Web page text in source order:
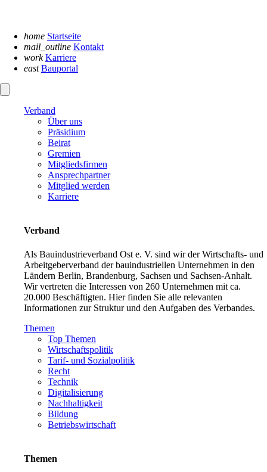
home Startseite
mail_outline Kontakt
work Karriere
east Bauportal
Verband
Über uns
Präsidium
Beirat
Gremien
Mitgliedsfirmen
Ansprechpartner
Mitglied werden
Karriere
Verband
Als Bauindustrieverband Ost e. V. sind wir der Wirtschafts- und
Arbeitgeberverband der bauindustriellen Unternehmen in den
Ländern Berlin, Brandenburg, Sachsen und Sachsen-Anhalt.
Wir vertreten die Interessen von 260 Unternehmen mit ca.
20.000 Beschäftigten. Hier finden Sie alle relevanten
Informationen zur Struktur und den Aufgaben des Verbandes.
Themen
Top Themen
Wirtschaftspolitik
Tarif- und Sozialpolitik
Recht
Technik
Digitalisierung
Nachhaltigkeit
Bildung
Betriebswirtschaft
Themen